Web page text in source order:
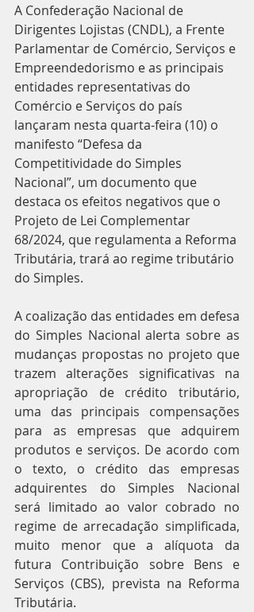
A Confederação Nacional de
Dirigentes Lojistas (CNDL), a Frente
Parlamentar de Comércio, Serviços e
Empreendedorismo e as principais
entidades representativas do
Comércio e Serviços do país
lançaram nesta quarta-feira (10) o
manifesto “Defesa da
Competitividade do Simples
Nacional”, um documento que
destaca os efeitos negativos que o
Projeto de Lei Complementar
68/2024, que regulamenta a Reforma
Tributária, trará ao regime tributário
do Simples.
A coalização das entidades em defesa
do Simples Nacional alerta sobre as
mudanças propostas no projeto que
trazem alterações significativas na
apropriação de crédito tributário,
uma das principais compensações
para as empresas que adquirem
produtos e serviços. De acordo com
o texto, o crédito das empresas
adquirentes do Simples Nacional
será limitado ao valor cobrado no
regime de arrecadação simplificada,
muito menor que a alíquota da
futura Contribuição sobre Bens e
Serviços (CBS), prevista na Reforma
Tributária.